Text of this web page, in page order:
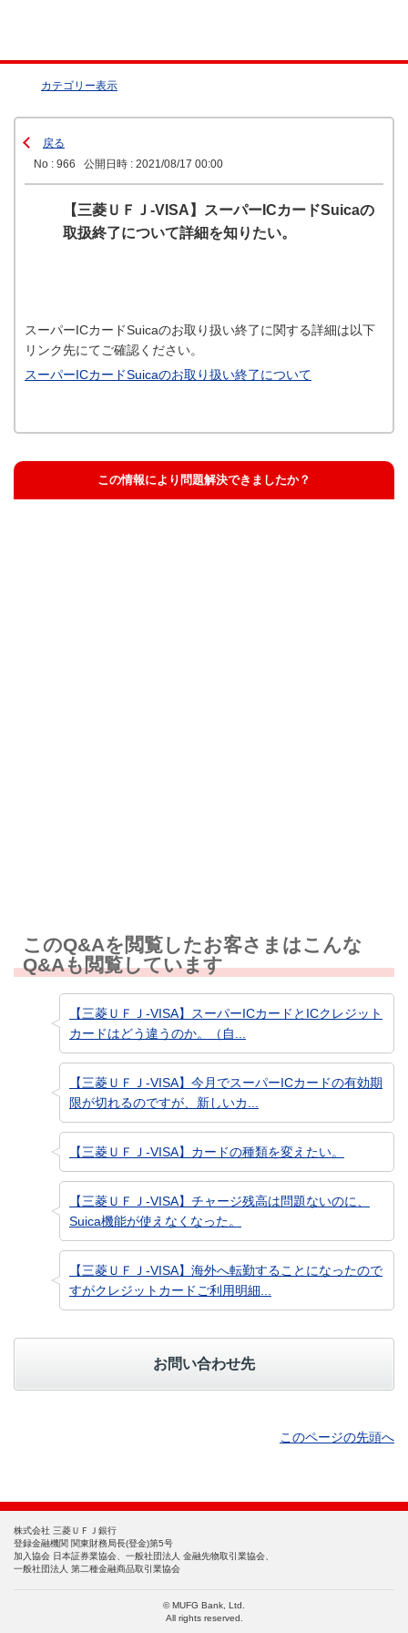
カテゴリー表示
戻る
No : 966
公開日時 : 2021/08/17 00:00
【三菱ＵＦＪ-VISA】スーパーICカードSuicaの
取扱終了について詳細を知りたい。
スーパーICカードSuicaのお取り扱い終了に関する詳細は以下
リンク先にてご確認ください。
スーパーICカードSuicaのお取り扱い終了について
この情報により問題解決できましたか？
このQ&Aを閲覧したお客さまはこんな
Q&Aも閲覧しています
【三菱ＵＦＪ-VISA】スーパーICカードとICクレジット
カードはどう違うのか。（自...
【三菱ＵＦＪ-VISA】今月でスーパーICカードの有効期
限が切れるのですが、新しいカ...
【三菱ＵＦＪ-VISA】カードの種類を変えたい。
【三菱ＵＦＪ-VISA】チャージ残高は問題ないのに、
Suica機能が使えなくなった。
【三菱ＵＦＪ-VISA】海外へ転勤することになったので
すがクレジットカードご利用明細...
お問い合わせ先
このページの先頭へ
株式会社 三菱ＵＦＪ銀行
登録金融機関 関東財務局長(登金)第5号
加入協会 日本証券業協会、一般社団法人 金融先物取引業協会、
一般社団法人 第二種金融商品取引業協会
© MUFG Bank, Ltd.
All rights reserved.